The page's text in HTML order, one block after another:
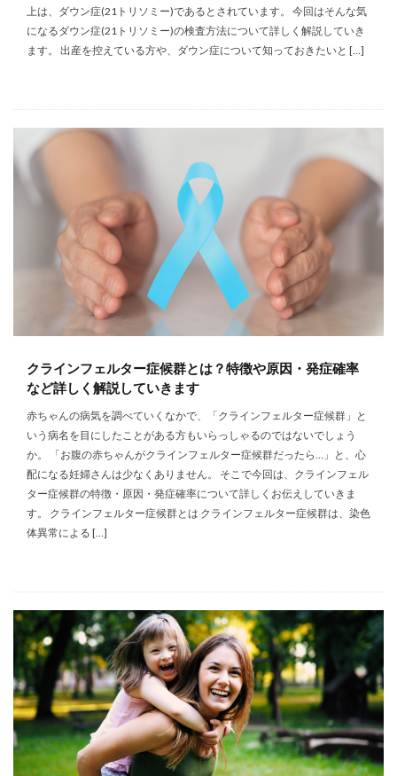
上は、ダウン症(21トリソミー)であるとされています。 今回はそんな気
になるダウン症(21トリソミー)の検査方法について詳しく解説していき
ます。 出産を控えている方や、ダウン症について知っておきたいと […]
クラインフェルター症候群とは？特徴や原因・発症確率
など詳しく解説していきます
赤ちゃんの病気を調べていくなかで、「クラインフェルター症候群」と
いう病名を目にしたことがある方もいらっしゃるのではないでしょう
か。 「お腹の赤ちゃんがクラインフェルター症候群だったら…」と、心
配になる妊婦さんは少なくありません。 そこで今回は、クラインフェル
ター症候群の特徴・原因・発症確率について詳しくお伝えしていきま
す。 クラインフェルター症候群とは クラインフェルター症候群は、染色
体異常による […]